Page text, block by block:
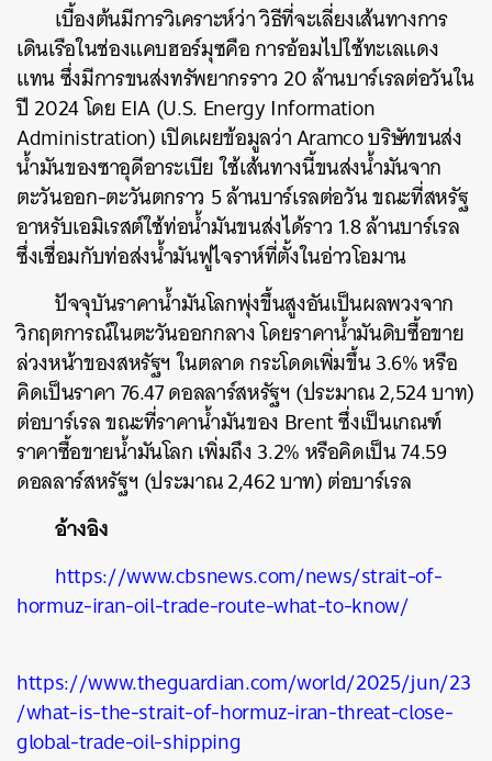
เบื้องต้นมีการวิเคราะห์ว่า วิธีที่จะเลี่ยงเส้นทางการ
เดินเรือในช่องแคบฮอร์มุซคือ การอ้อมไปใช้ทะเลแดง
แทน ซึ่งมีการขนส่งทรัพยากรราว 20 ล้านบาร์เรลต่อวันใน
ปี 2024 โดย EIA (U.S. Energy Information
Administration) เปิดเผยข้อมูลว่า Aramco บริษัทขนส่ง
น้ำมันของซาอุดีอาระเบีย ใช้เส้นทางนี้ขนส่งน้ำมันจาก
ตะวันออก-ตะวันตกราว 5 ล้านบาร์เรลต่อวัน ขณะที่สหรัฐ
อาหรับเอมิเรสต์ใช้ท่อน้ำมันขนส่งได้ราว 1.8 ล้านบาร์เรล
ซึ่งเชื่อมกับท่อส่งน้ำมันฟูไจราห์ที่ตั้งในอ่าวโอมาน
ปัจจุบันราคาน้ำมันโลกพุ่งขึ้นสูงอันเป็นผลพวงจาก
วิกฤตการณ์ในตะวันออกกลาง โดยราคาน้ำมันดิบซื้อขาย
ล่วงหน้าของสหรัฐฯ ในตลาด กระโดดเพิ่มขึ้น 3.6% หรือ
คิดเป็นราคา 76.47 ดอลลาร์สหรัฐฯ (ประมาณ 2,524 บาท)
ต่อบาร์เรล ขณะที่ราคาน้ำมันของ Brent ซึ่งเป็นเกณฑ์
ราคาซื้อขายน้ำมันโลก เพิ่มถึง 3.2% หรือคิดเป็น 74.59
ดอลลาร์สหรัฐฯ (ประมาณ 2,462 บาท) ต่อบาร์เรล
อ้างอิง
https://www.cbsnews.com/news/strait-of-
hormuz-iran-oil-trade-route-what-to-know/
https://www.theguardian.com/world/2025/jun/23
/what-is-the-strait-of-hormuz-iran-threat-close-
global-trade-oil-shipping